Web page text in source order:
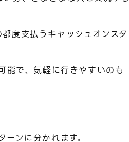
度支払うキャッシュオンスタ
で、気軽に行きやすいのも
ンに分かれます。